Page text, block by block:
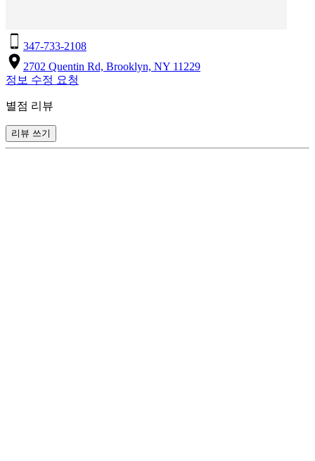
347-733-2108
2702 Quentin Rd, Brooklyn, NY 11229
정보 수정 요청
별점 리뷰
리뷰 쓰기